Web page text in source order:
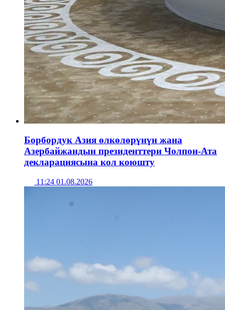
Борбордук Азия өлкөлөрүнүн жана
Азербайжандын президенттери Чолпон-Ата
декларациясына кол коюшту
11:24 01.08.2026